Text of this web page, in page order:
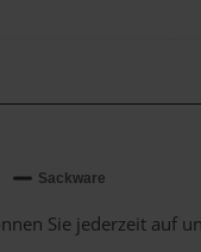
Sackware
Sie jederzeit auf